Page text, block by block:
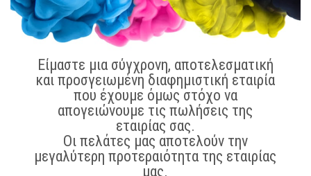
Είμαστε μια σύγχρονη, αποτελεσματική
και προσγειωμένη διαφημιστική εταιρία
που έχουμε όμως στόχο να
απογειώνουμε τις πωλήσεις της
εταιρίας σας.
Οι πελάτες μας αποτελούν την
μεγαλύτερη προτεραιότητα της εταιρίας
μας.